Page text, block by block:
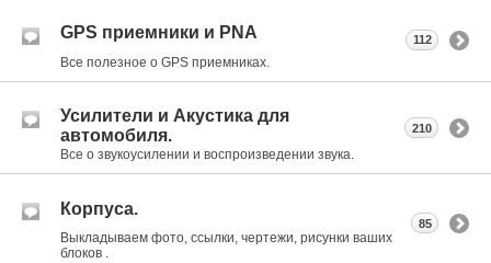
GPS приемники и PNA
Все полезное о GPS приемниках.
112
Усилители и Акустика для
автомобиля.
Все о звукоусилении и воспроизведении звука.
210
Корпуса.
Выкладываем фото, ссылки, чертежи, рисунки ваших
блоков .
85